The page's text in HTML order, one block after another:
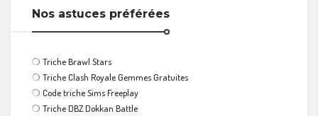
Nos astuces préférées
❍ Triche Brawl Stars
❍ Triche Clash Royale Gemmes Gratuites
❍ Code triche Sims Freeplay
❍ Triche DBZ Dokkan Battle